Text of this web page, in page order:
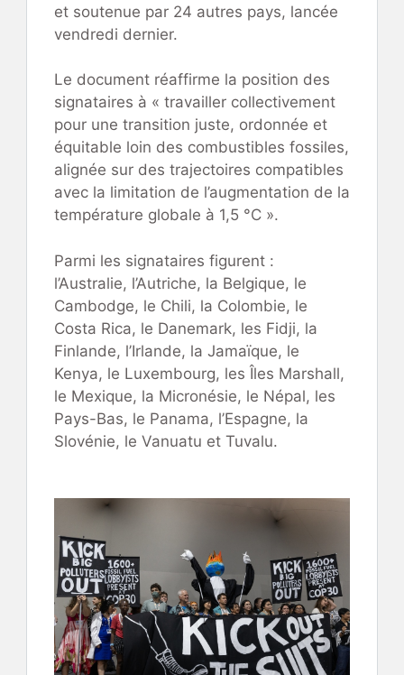
et soutenue par 24 autres pays, lancée
vendredi dernier.
Le document réaffirme la position des
signataires à « travailler collectivement
pour une transition juste, ordonnée et
équitable loin des combustibles fossiles,
alignée sur des trajectoires compatibles
avec la limitation de l’augmentation de la
température globale à 1,5 °C ».
Parmi les signataires figurent :
l’Australie, l’Autriche, la Belgique, le
Cambodge, le Chili, la Colombie, le
Costa Rica, le Danemark, les Fidji, la
Finlande, l’Irlande, la Jamaïque, le
Kenya, le Luxembourg, les Îles Marshall,
le Mexique, la Micronésie, le Népal, les
Pays-Bas, le Panama, l’Espagne, la
Slovénie, le Vanuatu et Tuvalu.